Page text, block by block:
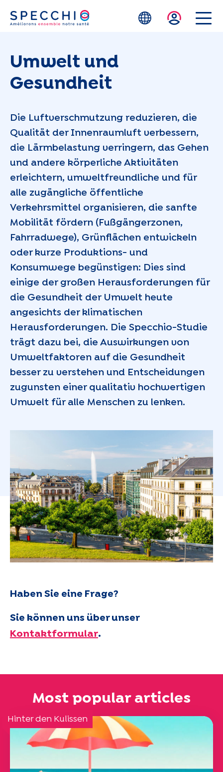
Zum Hauptinhalt springen
Umwelt und
Gesundheit
Die Luftverschmutzung reduzieren, die
Qualität der Innenraumluft verbessern,
die Lärmbelastung verringern, das Gehen
und andere körperliche Aktivitäten
erleichtern, umweltfreundliche und für
alle zugängliche öffentliche
Verkehrsmittel organisieren, die sanfte
Mobilität fördern (Fußgängerzonen,
Fahrradwege), Grünflächen entwickeln
oder kurze Produktions- und
Konsumwege begünstigen: Dies sind
einige der großen Herausforderungen für
die Gesundheit der Umwelt heute
angesichts der klimatischen
Herausforderungen. Die Specchio-Studie
trägt dazu bei, die Auswirkungen von
Umweltfaktoren auf die Gesundheit
besser zu verstehen und Entscheidungen
zugunsten einer qualitativ hochwertigen
Umwelt für alle Menschen zu lenken.
Haben Sie eine Frage?
Sie können uns über unser
Kontaktformular.
Most popular articles
Hinter den Kulissen